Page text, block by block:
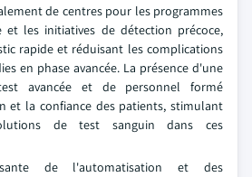
de centres pour les programmes
et les initiatives de détection précoce,
rapide et réduisant les complications
en phase avancée. La présence d'une
avancée et de personnel formé
et la confiance des patients, stimulant
de test sanguin dans ces
de l'automatisation et des